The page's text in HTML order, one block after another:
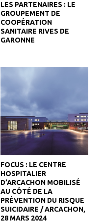
LES PARTENAIRES : LE
GROUPEMENT DE
COOPÉRATION
SANITAIRE RIVES DE
GARONNE
FOCUS : LE CENTRE
HOSPITALIER
D’ARCACHON MOBILISÉ
AU CÔTÉ DE LA
PRÉVENTION DU RISQUE
SUICIDAIRE / ARCACHON,
28 MARS 2024